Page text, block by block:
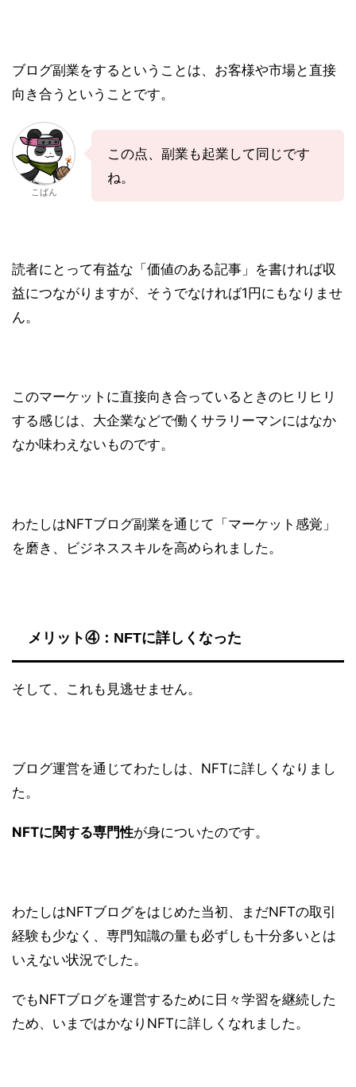
ブログ副業をするということは、お客様や市場と直接
向き合うということです。
こばん
この点、副業も起業して同じです
ね。
読者にとって有益な「価値のある記事」を書ければ収
益につながりますが、そうでなければ1円にもなりませ
ん。
このマーケットに直接向き合っているときのヒリヒリ
する感じは、大企業などで働くサラリーマンにはなか
なか味わえないものです。
わたしはNFTブログ副業を通じて「マーケット感覚」
を磨き、ビジネススキルを高められました。
メリット④：NFTに詳しくなった
そして、これも見逃せません。
ブログ運営を通じてわたしは、NFTに詳しくなりまし
た。
NFTに関する専門性が身についたのです。
わたしはNFTブログをはじめた当初、まだNFTの取引
経験も少なく、専門知識の量も必ずしも十分多いとは
いえない状況でした。
でもNFTブログを運営するために日々学習を継続した
ため、いまではかなりNFTに詳しくなれました。